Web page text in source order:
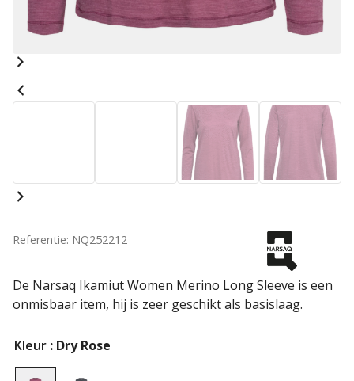
Referentie: NQ252212
De Narsaq Ikamiut Women Merino Long Sleeve is een
onmisbaar item, hij is zeer geschikt als basislaag.
Kleur : Dry Rose